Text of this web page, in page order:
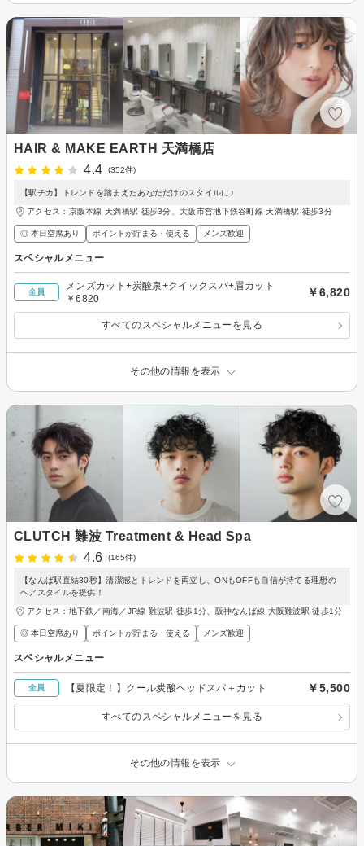
HAIR & MAKE EARTH 天満橋店
4.4
(352件)
【駅チカ】トレンドを踏まえたあなただけのスタイルに♪
アクセス：京阪本線 天満橋駅 徒歩3分、大阪市営地下鉄谷町線 天満橋駅 徒歩3分
◎ 本日空席あり ポイントが貯まる・使える メンズ歓迎
スペシャルメニュー
全員
メンズカット+炭酸泉+クイックスパ+眉カット
￥6820
￥6,820
すべてのスペシャルメニューを見る
その他の情報を表示
CLUTCH 難波 Treatment & Head Spa
4.6
(165件)
【なんば駅直結30秒】清潔感とトレンドを両立し、ONもOFFも自信が持てる理想の
ヘアスタイルを提供！
アクセス：地下鉄／南海／JR線 難波駅 徒歩1分、阪神なんば線 大阪難波駅 徒歩1分
◎ 本日空席あり ポイントが貯まる・使える メンズ歓迎
スペシャルメニュー
全員 【夏限定！】クール炭酸ヘッドスパ＋カット ￥5,500
すべてのスペシャルメニューを見る
その他の情報を表示